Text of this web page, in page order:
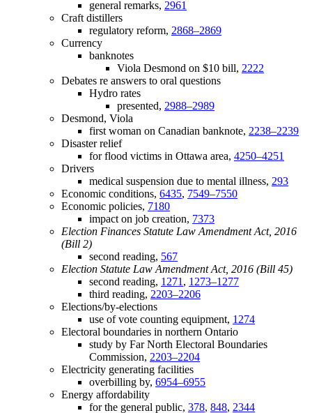
general remarks, 2961
Craft distillers
regulatory reform, 2868–2869
Currency
banknotes
Viola Desmond on $10 bill, 2222
Debates re answers to oral questions
Hydro rates
presented, 2988–2989
Desmond, Viola
first woman on Canadian banknote, 2238–2239
Disaster relief
for flood victims in Ottawa area, 4250–4251
Drivers
medical suspension due to mental illness, 293
Economic conditions, 6435, 7549–7550
Economic policies, 7180
impact on job creation, 7373
Election Finances Statute Law Amendment Act, 2016
(Bill 2)
second reading, 567
Election Statute Law Amendment Act, 2016 (Bill 45)
second reading, 1271 , 1273–1277
third reading, 2203–2206
Elections/by-elections
use of vote counting equipment, 1274
Electoral boundaries in northern Ontario
study by Far North Electoral Boundaries
Commission, 2203–2204
Electricity generating facilities
overbilling by, 6954–6955
Energy affordability
for the general public, 378, 848, 2344